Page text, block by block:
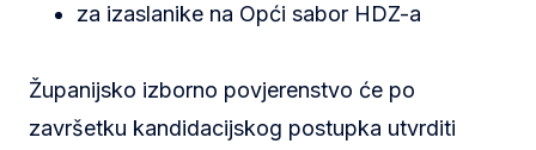
za izaslanike na Opći sabor HDZ-a
Županijsko izborno povjerenstvo će po
završetku kandidacijskog postupka utvrditi